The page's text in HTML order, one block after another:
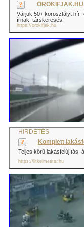
ÖRÖKIFJAK.HU
Várjuk 50+ korosztályt hír-
írnak, társkeresés.
https://orokifjak.hu
HIRDETÉS
Komplett
Teljes körű lakásfelújítás:
https://litkeimester.hu